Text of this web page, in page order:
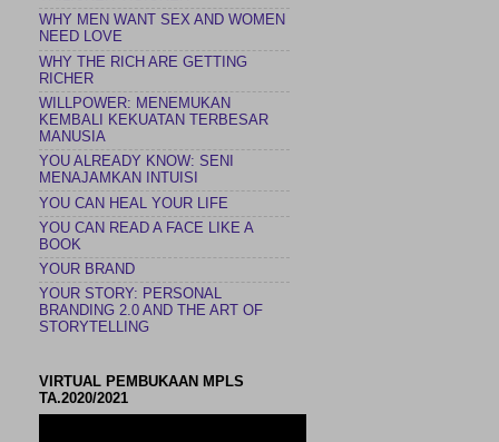
WHY MEN WANT SEX AND WOMEN
NEED LOVE
WHY THE RICH ARE GETTING
RICHER
WILLPOWER: MENEMUKAN
KEMBALI KEKUATAN TERBESAR
MANUSIA
YOU ALREADY KNOW: SENI
MENAJAMKAN INTUISI
YOU CAN HEAL YOUR LIFE
YOU CAN READ A FACE LIKE A
BOOK
YOUR BRAND
YOUR STORY: PERSONAL
BRANDING 2.0 AND THE ART OF
STORYTELLING
VIRTUAL PEMBUKAAN MPLS
TA.2020/2021